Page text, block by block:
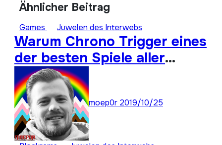
Ähnlicher Beitrag
Games Juwelen des Interwebs
Warum Chrono Trigger eines
der besten Spiele aller
Zeiten ist: Super Stay
Forever 22
moep0r 2019/10/25